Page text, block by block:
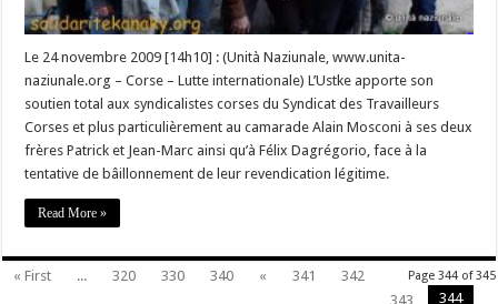
Le 24 novembre 2009 [14h10] : (Unità Naziunale, www.unita-
naziunale.org – Corse – Lutte internationale) L’Ustke apporte son
soutien total aux syndicalistes corses du Syndicat des Travailleurs
Corses et plus particulièrement au camarade Alain Mosconi à ses deux
frères Patrick et Jean-Marc ainsi qu’à Félix Dagrégorio, face à la
tentative de bâillonnement de leur revendication légitime.
Read More »
Page 344 of 345
« First ... 320 330 340 « 341
342
343
344